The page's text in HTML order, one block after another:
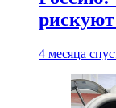
рискуют
4 месяца